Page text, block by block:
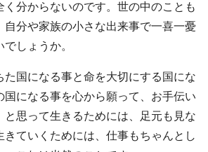
く分からないのです。世の中のことも
自分や家族の小さな出来事で一喜一憂
しょうか。
た国になる事と命を大切にする国にな
国になる事を心から願って、お手伝い
と思って生きるためには、足元も見な
きていくためには、仕事もちゃんとし